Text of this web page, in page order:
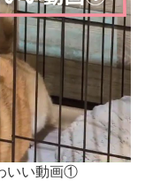
いい動画①